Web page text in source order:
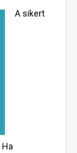
A sikert